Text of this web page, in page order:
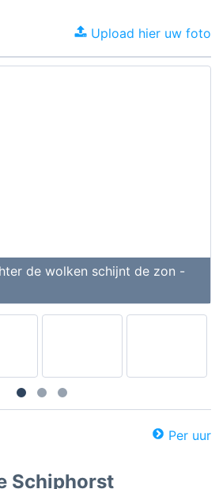
Upload hier uw foto
de wolken schijnt de zon -
Per uur
Schiphorst